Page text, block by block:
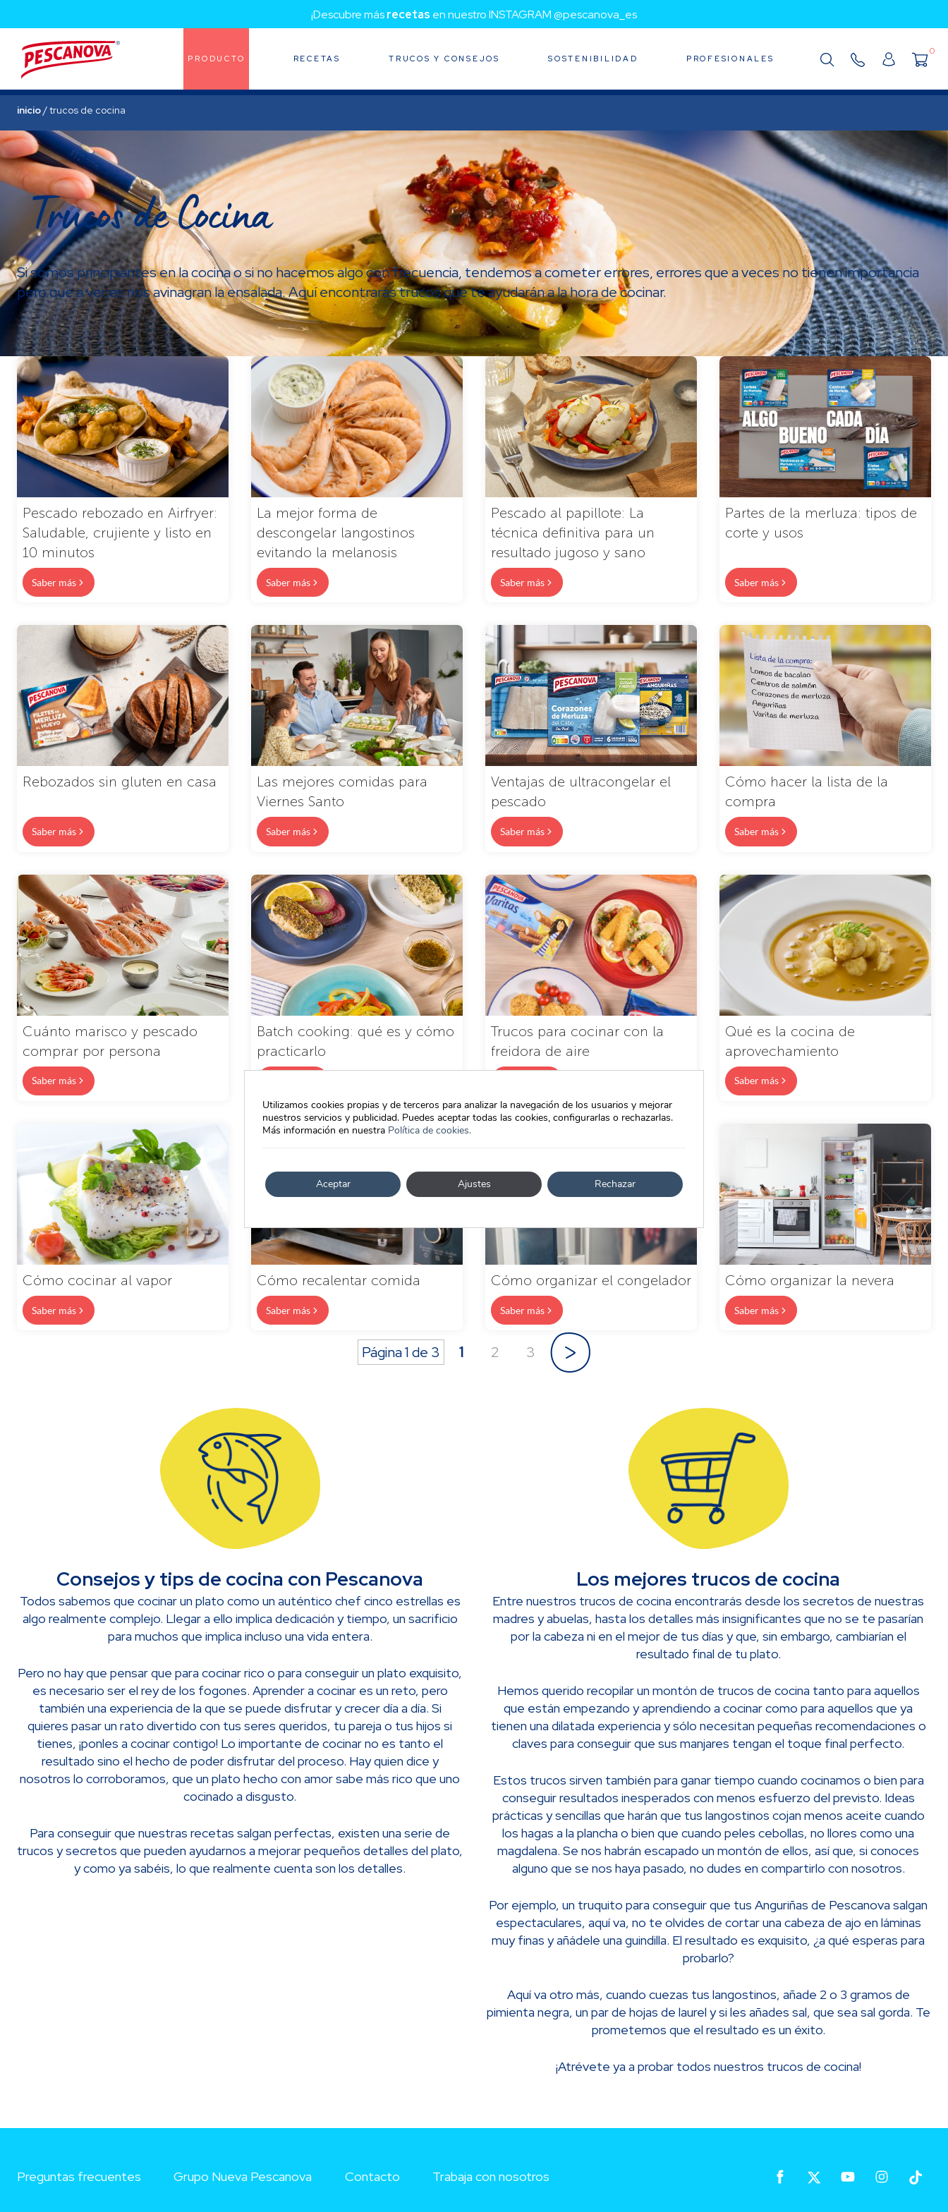
¡Descubre másrecetas en nuestro INSTAGRAM @pescanova_es
PRODUCTO RECETAS TRUCOS Y CONSEJOS SOSTENIBILIDAD PROFESIONALES
0
inicio /trucos de cocina
Trucos de Cocina
Si somos principiantes en la cocina o si no hacemos algo con frecuencia, tendemos a cometer errores, errores que a veces no tienen importancia
pero que a veces nos avinagran la ensalada. Aquí encontrarás trucos que te ayudarán a la hora de cocinar.
Pescado rebozado en Airfryer:
Saludable, crujiente y listo en
10 minutos
Saber más
La mejor forma de
descongelar langostinos
evitando la melanosis
Saber más
Pescado al papillote: La
técnica definitiva para un
resultado jugoso y sano
Saber más
Partes de la merluza: tipos de
corte y usos
Saber más
Rebozados sin gluten en casa
Saber más
Las mejores comidas para
Viernes Santo
Saber más
Ventajas de ultracongelar el
pescado
Saber más
Cómo hacer la lista de la
compra
Saber más
Cuánto marisco y pescado
comprar por persona
Saber más
Batch cooking: qué es y cómo
practicarlo
Trucos para cocinar con la
freidora de aire
Qué es la cocina de
aprovechamiento
Saber más
Cómo cocinar al vapor
Saber más
Cómo recalentar comida
Saber más
Cómo organizar el congelador
Saber más
Cómo organizar la nevera
Saber más
Página 1 de 3 1 2 3 »
Consejos y tips de cocina con Pescanova
Todos sabemos que cocinar un plato como un auténtico chef cinco estrellas es
algo realmente complejo. Llegar a ello implica dedicación y tiempo, un sacrificio
para muchos que implica incluso una vida entera.
Pero no hay que pensar que para cocinar rico o para conseguir un plato exquisito,
es necesario ser el rey de los fogones. Aprender a cocinar es un reto, pero
también una experiencia de la que se puede disfrutar y crecer día a día. Si
quieres pasar un rato divertido con tus seres queridos, tu pareja o tus hijos si
tienes, ¡ponles a cocinar contigo! Lo importante de cocinar no es tanto el
resultado sino el hecho de poder disfrutar del proceso. Hay quien dice y
nosotros lo corroboramos, que un plato hecho con amor sabe más rico que uno
cocinado a disgusto.
Para conseguir que nuestras recetas salgan perfectas, existen una serie de
trucos y secretos que pueden ayudarnos a mejorar pequeños detalles del plato,
y como ya sabéis, lo que realmente cuenta son los detalles.
Los mejores trucos de cocina
Entre nuestros trucos de cocina encontrarás desde los secretos de nuestras
madres y abuelas, hasta los detalles más insignificantes que no se te pasarían
por la cabeza ni en el mejor de tus días y que, sin embargo, cambiarían el
resultado final de tu plato.
Hemos querido recopilar un montón de trucos de cocina tanto para aquellos
que están empezando y aprendiendo a cocinar como para aquellos que ya
tienen una dilatada experiencia y sólo necesitan pequeñas recomendaciones o
claves para conseguir que sus manjares tengan el toque final perfecto.
Estos trucos sirven también para ganar tiempo cuando cocinamos o bien para
conseguir resultados inesperados con menos esfuerzo del previsto. Ideas
prácticas y sencillas que harán que tus langostinos cojan menos aceite cuando
los hagas a la plancha o bien que cuando peles cebollas, no llores como una
magdalena. Se nos habrán escapado un montón de ellos, así que, si conoces
alguno que se nos haya pasado, no dudes en compartirlo con nosotros.
Por ejemplo, un truquito para conseguir que tus Anguriñas de Pescanova salgan
espectaculares, aquí va, no te olvides de cortar una cabeza de ajo en láminas
muy finas y añádele una guindilla. El resultado es exquisito, ¿a qué esperas para
probarlo?
Aquí va otro más, cuando cuezas tus langostinos, añade 2 o 3 gramos de
pimienta negra, un par de hojas de laurel y si les añades sal, que sea sal gorda. Te
prometemos que el resultado es un éxito.
¡Atrévete ya a probar todos nuestros trucos de cocina!
Preguntas frecuentes Grupo Nueva Pescanova Contacto Trabaja con nosotros
Utilizamos cookies propias y de terceros para analizar la navegación de los usuarios y mejorar
nuestros servicios y publicidad. Puedes aceptar todas las cookies, configurarlas o rechazarlas.
Más información en nuestra Política de cookies.
Aceptar Rechazar
Ajustes